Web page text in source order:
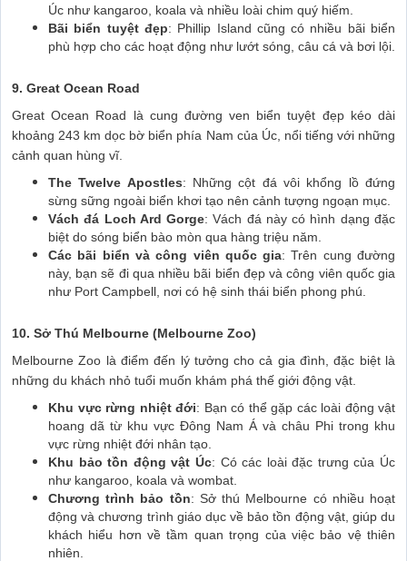
Úc như kangaroo, koala và nhiều loài chim quý hiếm.
Bãi biển tuyệt đẹp: Phillip Island cũng có nhiều bãi biển
phù hợp cho các hoạt động như lướt sóng, câu cá và bơi lội.
9. Great Ocean Road
Great Ocean Road là cung đường ven biển tuyệt đẹp kéo dài
khoảng 243 km dọc bờ biển phía Nam của Úc, nổi tiếng với những
cảnh quan hùng vĩ.
The Twelve Apostles: Những cột đá vôi khổng lồ đứng
sừng sững ngoài biển khơi tạo nên cảnh tượng ngoạn mục.
Vách đá Loch Ard Gorge: Vách đá này có hình dạng đặc
biệt do sóng biển bào mòn qua hàng triệu năm.
Các bãi biển và công viên quốc gia: Trên cung đường
này, bạn sẽ đi qua nhiều bãi biển đẹp và công viên quốc gia
như Port Campbell, nơi có hệ sinh thái biển phong phú.
10. Sở Thú Melbourne (Melbourne Zoo)
Melbourne Zoo là điểm đến lý tưởng cho cả gia đình, đặc biệt là
những du khách nhỏ tuổi muốn khám phá thế giới động vật.
Khu vực rừng nhiệt đới: Bạn có thể gặp các loài động vật
hoang dã từ khu vực Đông Nam Á và châu Phi trong khu
vực rừng nhiệt đới nhân tạo.
Khu bảo tồn động vật Úc: Có các loài đặc trưng của Úc
như kangaroo, koala và wombat.
Chương trình bảo tồn: Sở thú Melbourne có nhiều hoạt
động và chương trình giáo dục về bảo tồn động vật, giúp du
khách hiểu hơn về tầm quan trọng của việc bảo vệ thiên
nhiên.